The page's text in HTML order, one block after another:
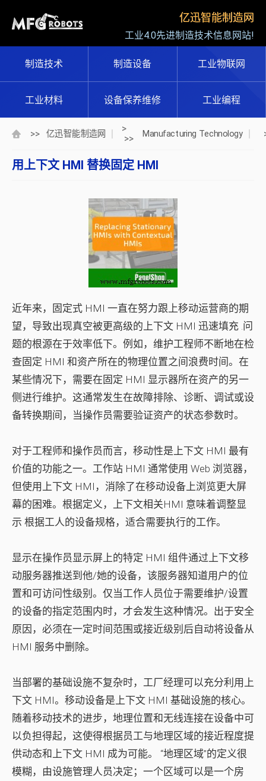
亿迅智能制造网
工业4.0先进制造技术信息网站!
制造技术 制造设备 工业物联网
工业材料 设备保养维修 工业编程
>> 亿迅智能制造网
>
>>
Manufacturing Technology
用上下文 HMI 替换固定 HMI
近年来，固定式 HMI 一直在努力跟上移动运营商的期
望，导致出现真空被更高级的上下文 HMI 迅速填充 .问
题的根源在于效率低下。例如，维护工程师不断地在检
查固定 HMI 和资产所在的物理位置之间浪费时间。在
某些情况下，需要在固定 HMI 显示器所在资产的另一
侧进行维护。这通常发生在故障排除、诊断、调试或设
备转换期间，当操作员需要验证资产的状态参数时。
对于工程师和操作员而言，移动性是上下文 HMI 最有
价值的功能之一。工作站 HMI 通常使用 Web 浏览器，
但使用上下文 HMI，消除了在移动设备上浏览更大屏
幕的困难。根据定义，上下文相关HMI 意味着调整显
示 根据工人的设备规格，适合需要执行的工作。
显示在操作员显示屏上的特定 HMI 组件通过上下文移
动服务器推送到他/她的设备，该服务器知道用户的位
置和可访问性级别。仅当工作人员位于需要维护/设置
的设备的指定范围内时，才会发生这种情况。出于安全
原因，必须在一定时间范围或接近级别后自动将设备从
HMI 服务中删除。
当部署的基础设施不复杂时，工厂经理可以充分利用上
下文 HMI。移动设备是上下文 HMI 基础设施的核心。
随着移动技术的进步，地理位置和无线连接在设备中可
以负担得起，这使得根据员工与地理区域的接近程度提
供动态和上下文 HMI 成为可能。 “地理区域”的定义很
模糊，由设施管理人员决定；一个区域可以是一个房